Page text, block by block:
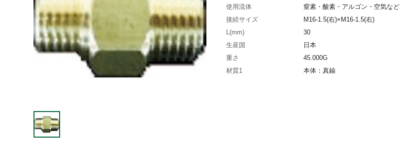
使用流体
窒素・酸素・アルゴン・空気など
接続サイズ
M16-1.5(右)×M16-1.5(右)
L(mm)
30
生産国
日本
重さ
45.000G
材質1
本体：真鍮